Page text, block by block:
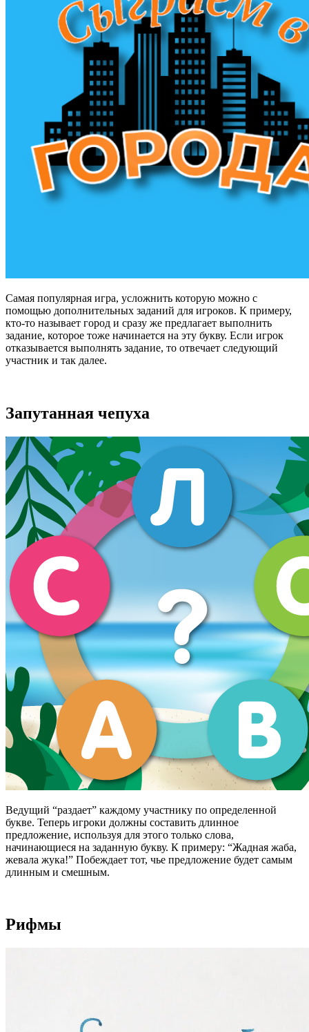
Самая популярная игра, усложнить которую можно с
помощью дополнительных заданий для игроков. К примеру,
кто-то называет город и сразу же предлагает выполнить
задание, которое тоже начинается на эту букву. Если игрок
отказывается выполнять задание, то отвечает следующий
участник и так далее.
Запутанная чепуха
Ведущий “раздает” каждому участнику по определенной
букве. Теперь игроки должны составить длинное
предложение, используя для этого только слова,
начинающиеся на заданную букву. К примеру: “Жадная жаба,
жевала жука!” Побеждает тот, чье предложение будет самым
длинным и смешным.
Рифмы